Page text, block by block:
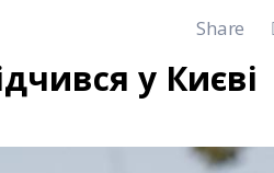
Share
у Києві